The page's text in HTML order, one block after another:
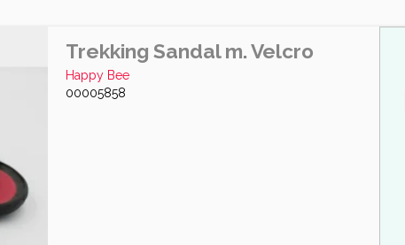
Trekking Sandal m. Velcro
Happy Bee
00005858